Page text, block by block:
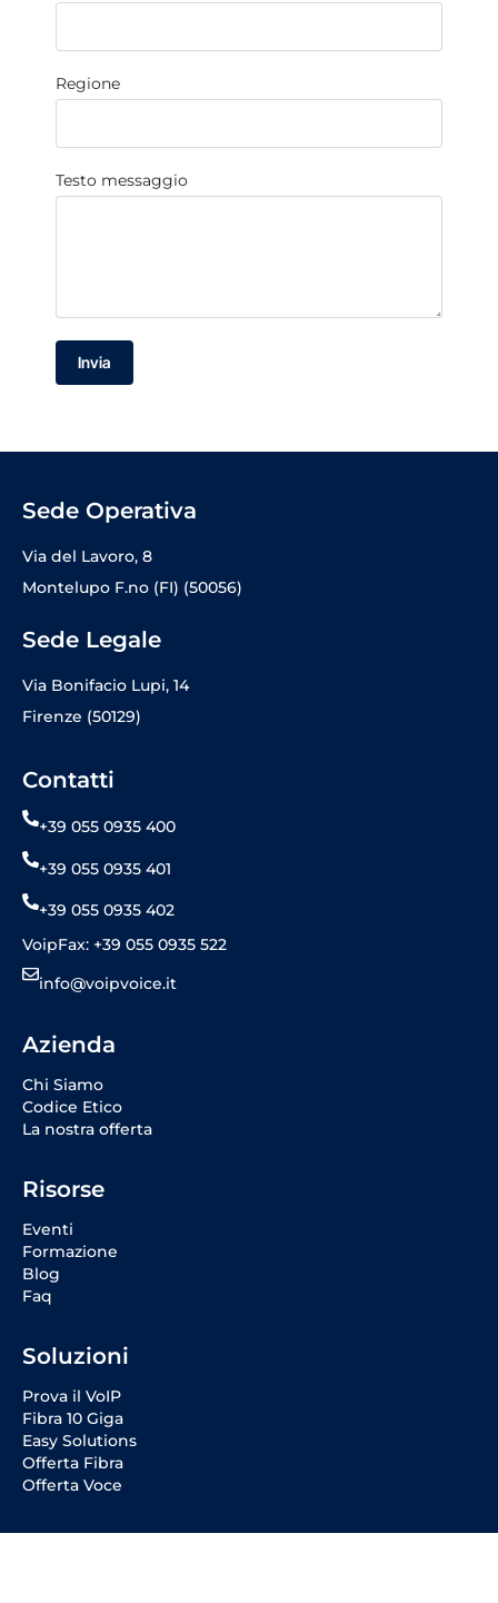
Regione
Testo messaggio
Invia
Sede Operativa
Via del Lavoro, 8
Montelupo F.no (FI) (50056)
Sede Legale
Via Bonifacio Lupi, 14
Firenze (50129)
Contatti
+39 055 0935 400
+39 055 0935 401
+39 055 0935 402
VoipFax: +39 055 0935 522
info@voipvoice.it
Azienda
Chi Siamo
Codice Etico
La nostra offerta
Risorse
Eventi
Formazione
Blog
Faq
Soluzioni
Prova il VoIP
Fibra 10 Giga
Easy Solutions
Offerta Fibra
Offerta Voce